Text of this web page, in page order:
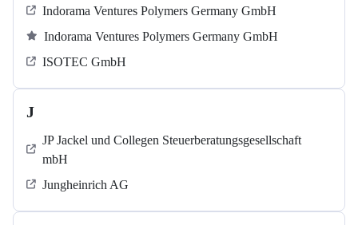
Indorama Ventures Polymers Germany GmbH
Indorama Ventures Polymers Germany GmbH
ISOTEC GmbH
J
JP Jackel und Collegen Steuerberatungsgesellschaft
mbH
Jungheinrich AG